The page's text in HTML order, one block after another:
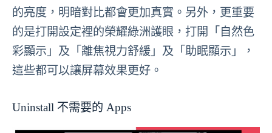
的亮度，明暗對比都會更加真實。另外，更重要
的是打開設定裡的榮耀綠洲護眼，打開「自然色
彩顯示」及「離焦視力舒緩」及「助眠顯示」，
這些都可以讓屏幕效果更好。
Uninstall 不需要的 Apps